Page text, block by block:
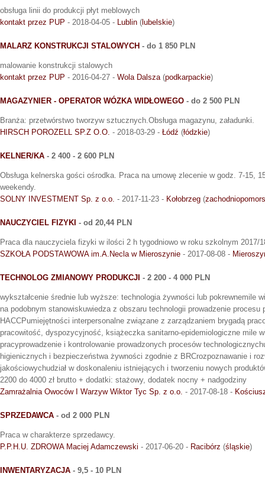
obsługa linii do produkcji płyt meblowych
kontakt przez PUP - 2018-04-05 - Lublin (lubelskie)
MALARZ KONSTRUKCJI STALOWYCH - do 1 850 PLN
malowanie konstrukcji stalowych
kontakt przez PUP - 2016-04-27 - Wola Dalsza (podkarpackie)
MAGAZYNIER - OPERATOR WÓZKA WIDŁOWEGO - do 2 500 PLN
Branża: przetwórstwo tworzyw sztucznych.Obsługa magazynu, załadunki.
HIRSCH POROZELL SP.Z O.O. - 2018-03-29 - Łódź (łódzkie)
KELNER/KA - 2 400 - 2 600 PLN
Obsługa kelnerska gości ośrodka. Praca na umowę zlecenie w godz. 7-15,
weekendy.
SOLNY INVESTMENT Sp. z o.o. - 2017-11-23 - Kołobrzeg (
NAUCZYCIEL FIZYKI - od 20,44 PLN
Praca dla nauczyciela fizyki w ilości 2 h tygodniowo w roku szkolnym 2017/
SZKOŁA PODSTAWOWA im.A.Necla w Mieroszynie - 2017-08-08 -
TECHNOLOG ZMIANOWY PRODUKCJI - 2 200 - 4 000 PLN
wykształcenie średnie lub wyższe: technologia żywności lub pokrewnemile
na podobnym stanowiskuwiedza z obszaru technologii prowadzenie procesu
HACCPumiejętności interpersonalne związane z zarządzaniem brygadą
pracowitość, dyspozycyjność, książeczka sanitarno-epidemiologiczne mile
pracyprowadzenie i kontrolowanie prowadzonych procesów
higienicznych i bezpieczeństwa żywności zgodnie z BRCrozpoznawanie i
jakościowychudział w doskonaleniu istniejących i tworzeniu nowych
2200 do 4000 zł brutto + dodatki: stażowy, dodatek nocny + nadgodziny
Zamrażalnia Owoców I Warzyw Wiktor Tyc Sp. z o.o. - 2017-08-18 -
SPRZEDAWCA - od 2 000 PLN
Praca w charakterze sprzedawcy.
P.P.H.U. ZDROWA Maciej Adamczewski - 2017-06-20 - Racibórz (śląskie)
INWENTARYZACJA - 9,5 - 10 PLN